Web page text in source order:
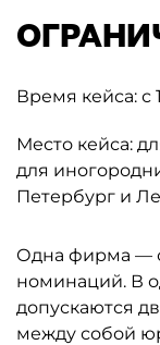
Время кейса: с
Место кейса:
для
Петербург и
Одна фирма —
номинаций. В
допускаются
между собой